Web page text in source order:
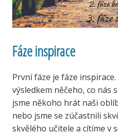
Fáze inspirace
První fáze je fáze
výsledkem něčeho, co nás
jsme někoho hrát naši
nebo jsme se zúčastnili
skvělého učitele a cítíme v